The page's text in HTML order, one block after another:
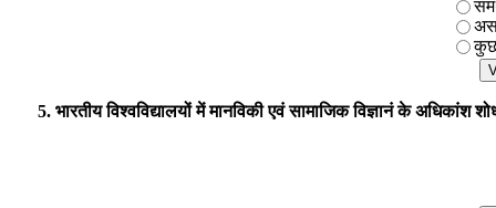
कुछ
5. भारतीय विश्वविद्यालयों में मानविकी एवं सामाजिक विज्ञानं के अधिकांश